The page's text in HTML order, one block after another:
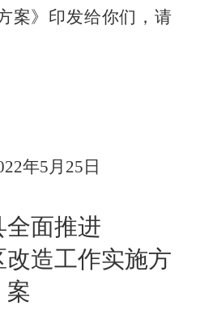
案》印发给你们，请
2年5月 25 日
全面推进
造工作实施方
案